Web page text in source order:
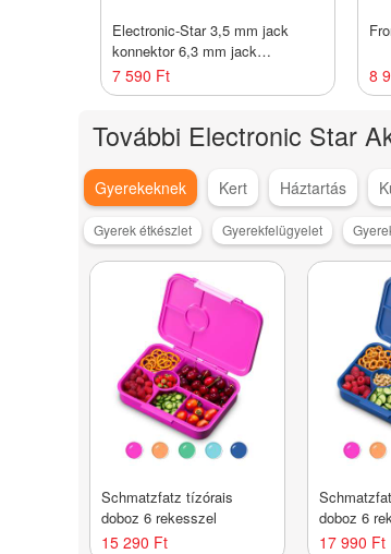
Electronic-Star 3,5 mm jack
konnektor 6,3 mm jack
adapterhez, sztereó
7 590 Ft 8
További Electronic Star
Gyerekeknek Kert Háztartás
Gyerek étkészlet Gyerekfelügyelet
Schmatzfatz tízórais
doboz 6 rekesszel
15 290 Ft
doboz 6
17 990 Ft